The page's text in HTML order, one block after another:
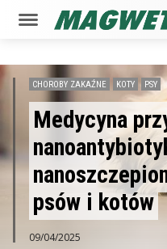
CHOROBY ZAKAŹNE KOTY PSY
Medycyna
psów i kotów
09/04/2025